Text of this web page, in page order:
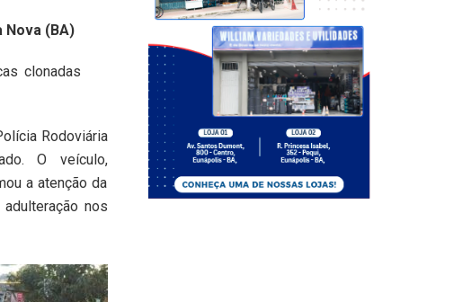
Nova (BA)
clonadas
Rodoviária
O veículo,
a atenção da
nos